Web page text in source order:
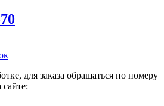
для заказа обращаться по номеру